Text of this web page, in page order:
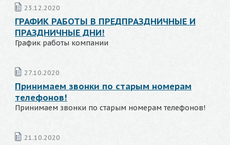
23.12.2020
ГРАФИК РАБОТЫ В ПРЕДПРАЗДНИЧНЫЕ И
ПРАЗДНИЧНЫЕ ДНИ!
График работы компании
27.10.2020
Принимаем звонки по старым номерам
телефонов!
Принимаем звонки по старым номерам телефонов!
21.10.2020